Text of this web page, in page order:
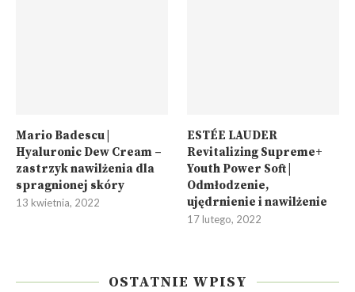
Mario Badescu |
Hyaluronic Dew Cream –
zastrzyk nawilżenia dla
spragnionej skóry
13 kwietnia, 2022
ESTÉE LAUDER
Revitalizing Supreme+
Youth Power Soft |
Odmłodzenie,
ujędrnienie i nawilżenie
17 lutego, 2022
OSTATNIE WPISY